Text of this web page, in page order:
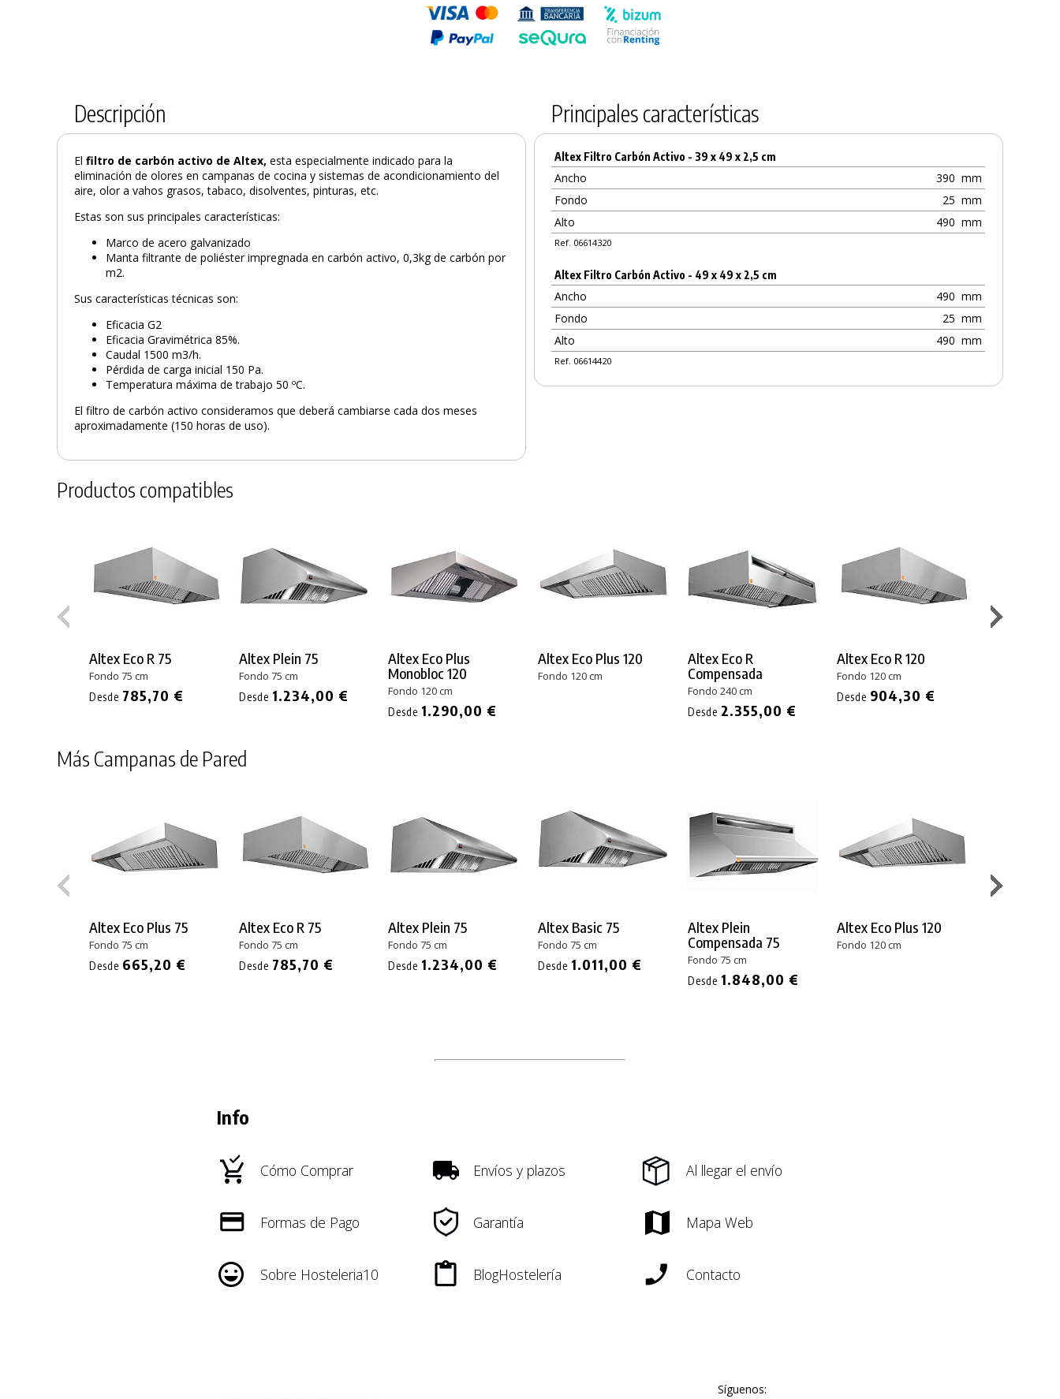
PRODUCTO AÑADIDO AL CARRITO
Descripción
Elfiltro de carbón activo de Altex,esta especialmente indicado para la
eliminación de olores en campanas de cocina y sistemas de acondicionamiento del
aire, olor a vahos grasos, tabaco, disolventes, pinturas, etc.
Estas son sus principales características:
Marco de acero galvanizado
Manta filtrante de poliéster impregnada en carbón activo, 0,3kg de carbón por
m2.
Sus características técnicas son:
Eficacia G2
Eficacia Gravimétrica 85%.
Caudal 1500 m3/h.
Pérdida de carga inicial 150 Pa.
Temperatura máxima de trabajo 50 ºC.
El filtro de carbón activo consideramos que deberá cambiarse cada dos meses
aproximadamente (150 horas de uso).
Principales características
Altex Filtro Carbón Activo - 39 x 49 x 2,5 cm
Ancho 390 mm
Fondo
25 mm
Alto
490 mm
Ref. 06614320
Altex Filtro Carbón Activo - 49 x 49 x 2,5 cm
Ancho 490 mm
Fondo
25 mm
Alto
490 mm
Ref. 06614420
Productos compatibles
Altex Eco R 75
Fondo 75 cm
Desde 785,70 €
Altex Plein 75
Fondo 75 cm
Desde 1.234,00 €
Altex Eco Plus
Monobloc 120
Fondo 120 cm
Desde 1.290,00 €
Altex Eco Plus 120
Fondo 120 cm
Altex Eco R
Compensada
Fondo 240 cm
Desde 2.355,00 €
Altex Eco R 120
Fondo 120 cm
Desde 904,30 €
Más Campanas de Pared
Altex Eco Plus 75
Fondo 75 cm
Desde 665,20 €
Altex Eco R 75
Fondo 75 cm
Desde 785,70 €
Altex Plein 75
Fondo 75 cm
Desde 1.234,00 €
Altex Basic 75
Fondo 75 cm
Desde 1.011,00 €
Altex Plein
Compensada 75
Fondo 75 cm
Desde 1.848,00 €
Altex Eco Plus 120
Fondo 120 cm
Info
Cómo Comprar Envíos y plazos Al llegar el envío
Formas de Pago Garantía Mapa Web
Sobre Hosteleria10 BlogHostelería Contacto
Síguenos: